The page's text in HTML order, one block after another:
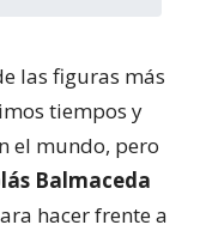
las figuras más
tiempos y
el mundo, pero
Balmaceda
hacer frente a